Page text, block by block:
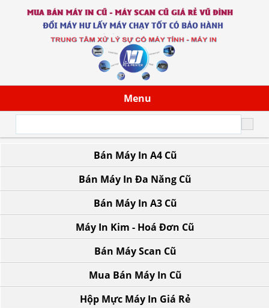
Menu
43/13 Đoàn Giỏi, P. Tân Sơn Nhì, TP.HCM
Bán Máy In A4 Cũ
Bán Máy In Đa Năng Cũ
Bán Máy In A3 Cũ
Máy In Kim - Hoá Đơn Cũ
Bán Máy Scan Cũ
Mua Bán Máy In Cũ
Hộp Mực Máy In Giá Rẻ